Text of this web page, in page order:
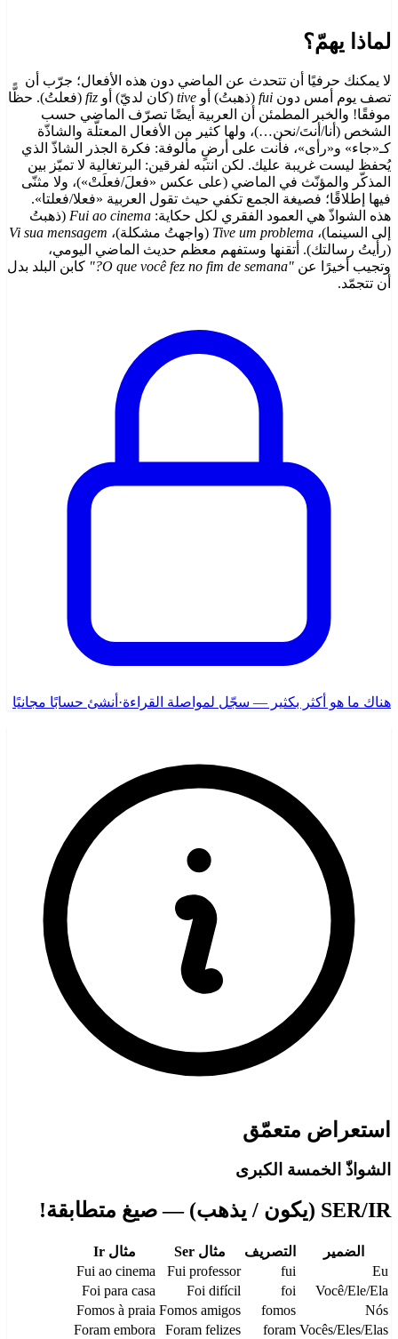
لماذا يهمّ؟
لا يمكنك حرفيًا أن تتحدث عن الماضي دون هذه الأفعال؛ جرّب أن
تصف يوم أمس دون fui (ذهبتُ) أو tive (كان لديّ) أو fiz (فعلتُ). حظًّا
موفقًا! والخبر المطمئن أن العربية أيضًا تصرّف الماضي حسب
الشخص (أنا/أنتَ/نحن…)، ولها كثير من الأفعال المعتلّة والشاذّة
كـ«جاء» و«رأى»، فأنت على أرضٍ مألوفة: فكرة الجذر الشاذّ الذي
يُحفظ ليست غريبة عليك. لكن انتبه لفرقين: البرتغالية لا تميّز بين
المذكّر والمؤنّث في الماضي (على عكس «فعلَ/فعلَتْ»)، ولا مثنّى
فيها إطلاقًا؛ فصيغة الجمع تكفي حيث تقول العربية «فعلا/فعلتا».
هذه الشواذّ هي العمود الفقري لكل حكاية: Fui ao cinema (ذهبتُ
إلى السينما)، Tive um problema (واجهتُ مشكلة)، Vi sua mensagem
(رأيتُ رسالتك). أتقنها وستفهم معظم حديث الماضي اليومي،
وتجيب أخيرًا عن "O que você fez no fim de semana?"
كابن البلد بدل
أن تتجمّد.
هناك ما هو أكثر بكثير — سجّل لمواصلة القراءة· أنشئ حسابًا مجانيًا
استعراض متعمّق
الشواذّ الخمسة الكبرى
SER/IR (يكون / يذهب) — صيغ متطابقة!
الضمير التصريف مثال Ser
مثال Ir
Eu
fui
Fui professor
Fui ao cinema
Você/Ele/Ela
foi
Foi difícil
Foi para casa
Nós
fomos
Fomos amigos
Fomos à praia
Vocês/Eles/Elas
foram
Foram felizes
Foram embora